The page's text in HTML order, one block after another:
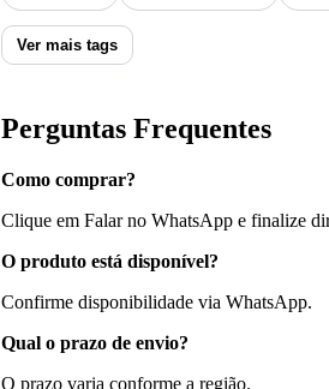
Ver mais tags
Perguntas Frequentes
Como comprar?
Clique em Falar no WhatsApp e finalize
O produto está disponível?
Confirme disponibilidade via WhatsApp.
Qual o prazo de envio?
O prazo varia conforme a região.